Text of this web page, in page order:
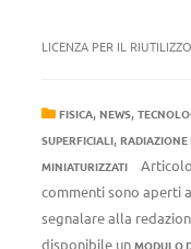
LICENZA PER IL
FISICA, NEWS,
SUPERFICIALI, RADIAZIONE
MINIATURIZZATI
commenti sono aperti
segnalare alla
disponibile un MODULO